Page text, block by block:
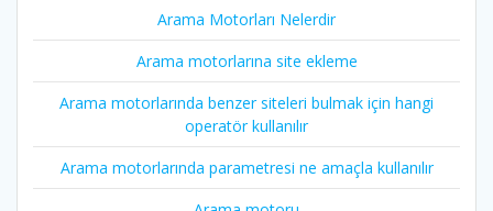
Arama Motorları Nelerdir
Arama motorlarına site ekleme
Arama motorlarında benzer siteleri bulmak için hangi
operatör kullanılır
Arama motorlarında parametresi ne amaçla kullanılır